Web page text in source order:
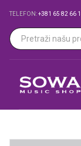
TELEFON:+381 65 82 66